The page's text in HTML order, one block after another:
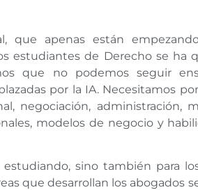
que apenas están
estudiantes de Derecho se ha
que no podemos seguir
por la IA. Necesitamos
negociación, administración,
modelos de negocio y
sino también para
que desarrollan los abogados